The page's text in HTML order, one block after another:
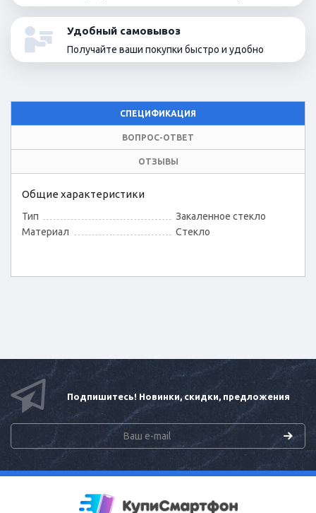
Удобный самовывоз
Получайте ваши покупки быстро и удобно
СПЕЦИФИКАЦИЯ
ВОПРОС-ОТВЕТ
ОТЗЫВЫ
Общие характеристики
Тип
Закаленное стекло
Материал
Стекло
Подпишитесь! Новинки, скидки, предложения